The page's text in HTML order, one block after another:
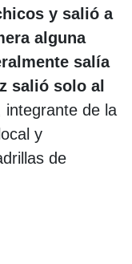
y salió a
alguna
salía
salió solo al
integrante de la
y
de